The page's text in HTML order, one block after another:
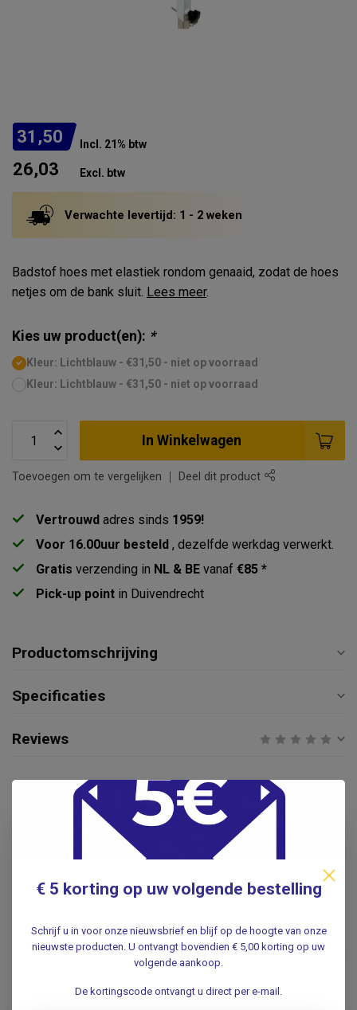
31,50 Incl. 21% btw
26,03 Excl. btw
Verwachte levertijd: 1 - 2 weken
Badstof hoes met elastiek rondom genaaid, zodat de hoes
netjes om de bank sluit. Lees meer.
Kies uw product(en): *
Kleur: Lichtblauw - €31,50 - niet op voorraad
Kleur: Lichtblauw - €31,50 - niet op voorraad
In Winkelwagen
Toevoegen om te vergelijken Deel dit product
Vertrouwd adres sinds 1959!
Voor 16.00uur besteld , dezelfde werkdag verwerkt.
Gratis verzending in NL & BE vanaf €85 *
Pick-up point in Duivendrecht
Productomschrijving
Specificaties
Reviews
Gerelateerde producten
KRÄUTERHOF
Kräuterhof Kräuterhof
Smeerwortel Gel - 250ml
Kräuterhof Paardenbalsem,
verkoelende gel, 250 ml -
massagegel - spiergel
€8,95
€ 5 korting op uw volgende bestelling
Schrijf u in voor onze nieuwsbrief en blijf op de hoogte van onze
nieuwste producten. U ontvangt bovendien € 5,00 korting op uw
volgende aankoop.
De kortingscode ontvangt u direct per e-mail.